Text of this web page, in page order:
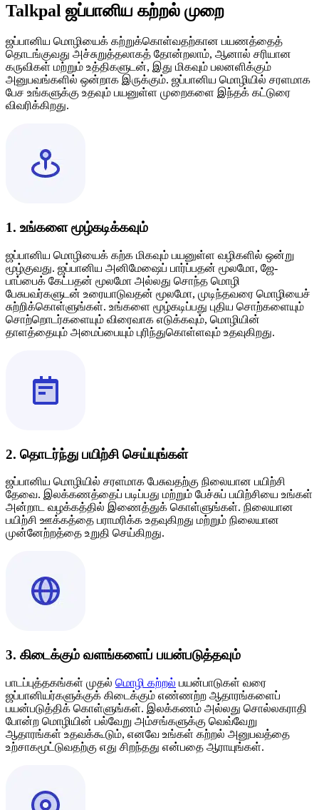
Talkpal ஜப்பானிய கற்றல் முறை
ஜப்பானிய மொழியைக் கற்றுக்கொள்வதற்கான பயணத்தைத்
தொடங்குவது அச்சுறுத்தலாகத் தோன்றலாம், ஆனால் சரியான
கருவிகள் மற்றும் உத்திகளுடன், இது மிகவும் பலனளிக்கும்
அனுபவங்களில் ஒன்றாக இருக்கும். ஜப்பானிய மொழியில் சரளமாக
பேச உங்களுக்கு உதவும் பயனுள்ள முறைகளை இந்தக் கட்டுரை
விவரிக்கிறது.
1. உங்களை மூழ்கடிக்கவும்
ஜப்பானிய மொழியைக் கற்க மிகவும் பயனுள்ள வழிகளில் ஒன்று
மூழ்குவது. ஜப்பானிய அனிமேஷைப் பார்ப்பதன் மூலமோ, ஜே-
பாப்பைக் கேட்பதன் மூலமோ அல்லது சொந்த மொழி
பேசுபவர்களுடன் உரையாடுவதன் மூலமோ, முடிந்தவரை மொழியைச்
சுற்றிக்கொள்ளுங்கள். உங்களை மூழ்கடிப்பது புதிய சொற்களையும்
சொற்றொடர்களையும் விரைவாக எடுக்கவும், மொழியின்
தாளத்தையும் அமைப்பையும் புரிந்துகொள்ளவும் உதவுகிறது.
2. தொடர்ந்து பயிற்சி செய்யுங்கள்
ஜப்பானிய மொழியில் சரளமாக பேசுவதற்கு நிலையான பயிற்சி
தேவை. இலக்கணத்தைப் படிப்பது மற்றும் பேச்சுப் பயிற்சியை உங்கள்
அன்றாட வழக்கத்தில் இணைத்துக் கொள்ளுங்கள். நிலையான
பயிற்சி ஊக்கத்தை பராமரிக்க உதவுகிறது மற்றும் நிலையான
முன்னேற்றத்தை உறுதி செய்கிறது.
3. கிடைக்கும் வளங்களைப் பயன்படுத்தவும்
பாடப்புத்தகங்கள் முதல் மொழி கற்றல் பயன்பாடுகள் வரை
ஜப்பானியர்களுக்குக் கிடைக்கும் எண்ணற்ற ஆதாரங்களைப்
பயன்படுத்திக் கொள்ளுங்கள். இலக்கணம் அல்லது சொல்லகராதி
போன்ற மொழியின் பல்வேறு அம்சங்களுக்கு வெவ்வேறு
ஆதாரங்கள் உதவக்கூடும், எனவே உங்கள் கற்றல் அனுபவத்தை
உற்சாகமூட்டுவதற்கு எது சிறந்தது என்பதை ஆராயுங்கள்.